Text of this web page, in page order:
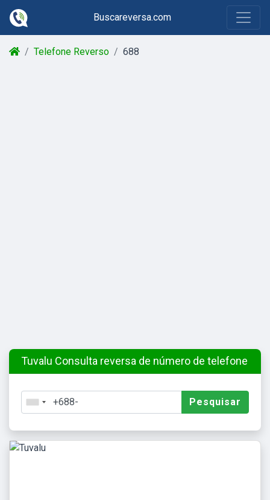
Buscareversa.com
Telefone Reverso 688
Tuvalu Consulta reversa de número de telefone
Pesquisar